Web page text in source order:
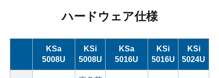
ハードウェア仕様
KSa
5008U
KSi
5008U
KSa
5016U
KSi
5016U
KSi
5024U